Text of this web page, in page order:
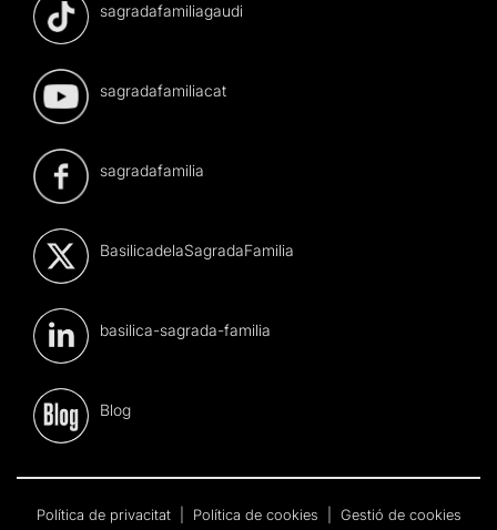
sagradafamiliagaudi
sagradafamiliacat
sagradafamilia
BasilicadelaSagradaFamilia
basilica-sagrada-familia
Blog
Política de privacitat Política de cookies Gestió de cookies